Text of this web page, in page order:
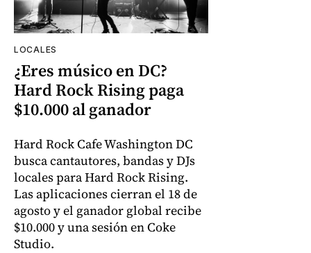
LOCALES
¿Eres músico en DC?
Hard Rock Rising paga
$10.000 al ganador
Hard Rock Cafe Washington DC
busca cantautores, bandas y DJs
locales para Hard Rock Rising.
Las aplicaciones cierran el 18 de
agosto y el ganador global recibe
$10.000 y una sesión en Coke
Studio.